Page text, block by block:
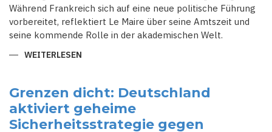
Während Frankreich sich auf eine neue politische Führung
vorbereitet, reflektiert Le Maire über seine Amtszeit und
seine kommende Rolle in der akademischen Welt.
WEITERLESEN
MAIRE
TRITT
AB:
ABSCHIED
NACH
Grenzen dicht: Deutschland
aktiviert geheime
Sicherheitsstrategie gegen